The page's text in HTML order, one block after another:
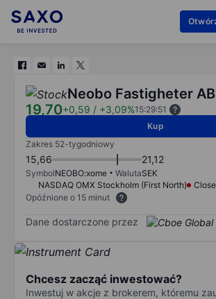
Neobo Fastigheter AB
19,70+0,59 / +3,09%15:29:51
Kup
Zakres 52-tygodniowy
15,66 21,12
SymbolNEOBO:xome WalutaSEK
NASDAQ OMX Stockholm (First North)
Opóźnione o 15 minut
Dane dostarczone przez
Chcesz zacząć inwestować?
Inwestuj w akcje z brokerem, któremu